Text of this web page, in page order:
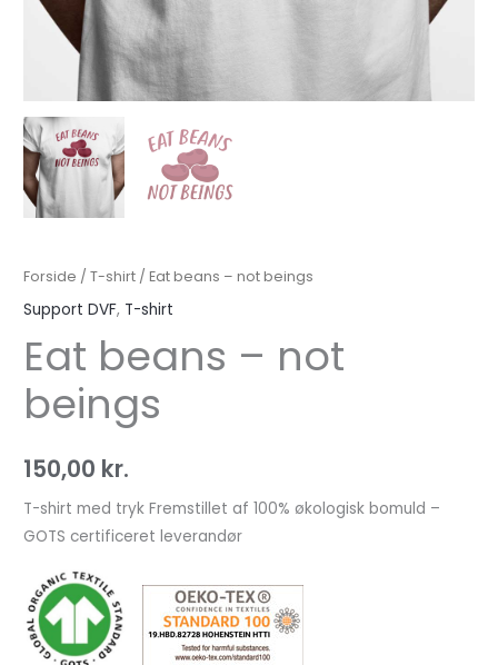
Forside /T-shirt / Eat beans – not beings
Support DVF, T-shirt
Eat beans – not
beings
150,00 kr.
T-shirt med tryk Fremstillet af 100% økologisk bomuld –
GOTS certificeret leverandør